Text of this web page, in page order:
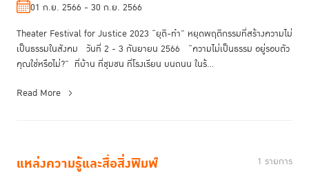
01 ก.ย. 2566 - 30 ก.ย. 2566
Theater Festival for Justice 2023 “ยุติ-ทำ” หยุดพฤติกรรมที่สร้างความไม่
เป็นธรรมในสังคม วันที่ 2 - 3 กันยายน 2566 “ความไม่เป็นธรรม อยู่รอบตัว
คุณใช่หรือไม่?” ที่บ้าน ที่ชุมชน ที่โรงเรียน บนถนน ในร้...
Read More
แหล่งความรู้และสื่อสิ่งพิมพ์ 1 รายการ